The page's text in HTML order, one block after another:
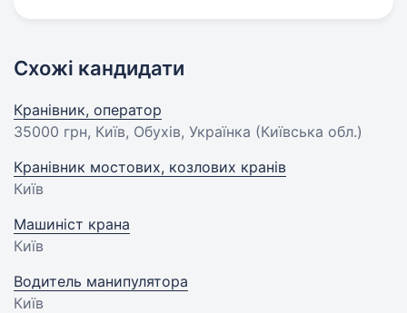
Схожі кандидати
Кранівник, оператор
35000 грн, Київ, Обухів, Українка (Київська обл.)
Кранівник мостових, козлових кранів
Київ
Машиніст крана
Київ
Водитель манипулятора
Київ